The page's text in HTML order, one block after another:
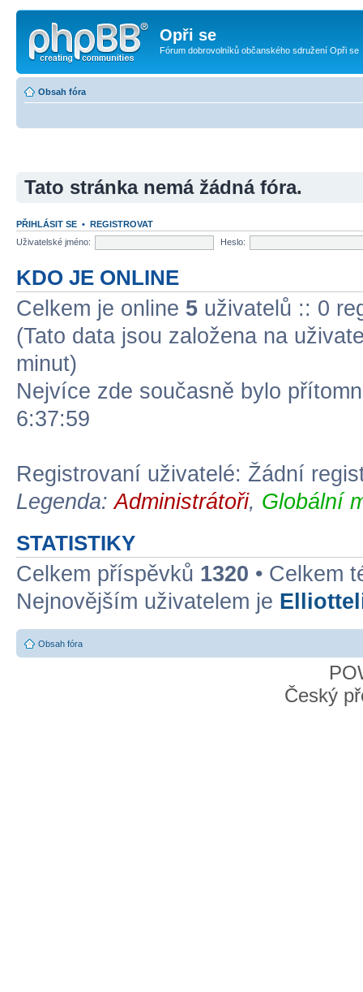
Opři se
Fórum dobrovolníků občanského sdružení Opři se
Obsah fóra
Tato stránka nemá žádná fóra.
PŘIHLÁSIT SE • REGISTROVAT
Uživatelské jméno:
Heslo:
KDO JE ONLINE
Celkem je online 5 uživatelů :: 0
(Tato data jsou založena na
minut)
Nejvíce zde současně bylo
6:37:59
Registrovaní uživatelé: Žádní
Legenda:Administrátoři, Globální
STATISTIKY
Celkem příspěvků 1320 • Celkem
Nejnovějším uživatelem je
Obsah fóra
Český